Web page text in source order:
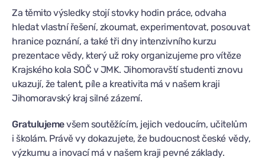
Za těmito výsledky stojí stovky hodin práce, odvaha
hledat vlastní řešení, zkoumat, experimentovat, posouvat
hranice poznání, a také tři dny intenzivního kurzu
prezentace vědy, který už roky organizujeme pro vítěze
Krajského kola SOČ v JMK. Jihomoravští studenti znovu
ukazují, že talent, píle a kreativita má v našem kraji
Jihomoravský kraj silné zázemí.
Gratulujemevšem soutěžícím, jejich vedoucím, učitelům
i školám. Právě vy dokazujete, že budoucnost české vědy,
výzkumu a inovací má v našem kraji pevné základy.